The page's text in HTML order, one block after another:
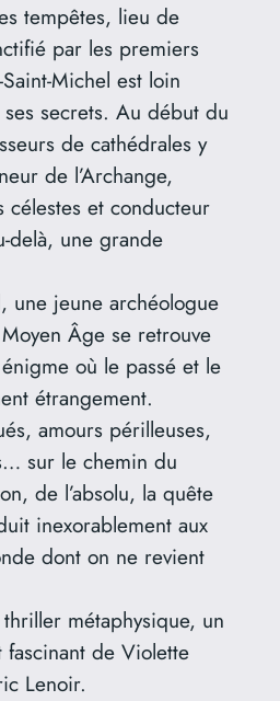
tempêtes, lieu de
par les premiers
Michel est loin
ses secrets. Au début du
de cathédrales y
de l’Archange,
célestes et conducteur
delà, une grande
une jeune archéologue
Âge se retrouve
où le passé et le
étrangement.
amours périlleuses,
sur le chemin du
de l’absolu, la quête
inexorablement aux
dont on ne revient
métaphysique, un
de Violette
Lenoir.